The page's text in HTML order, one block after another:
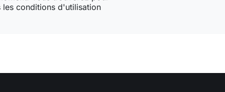
conditions d'utilisation